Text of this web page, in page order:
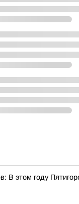
В этом году